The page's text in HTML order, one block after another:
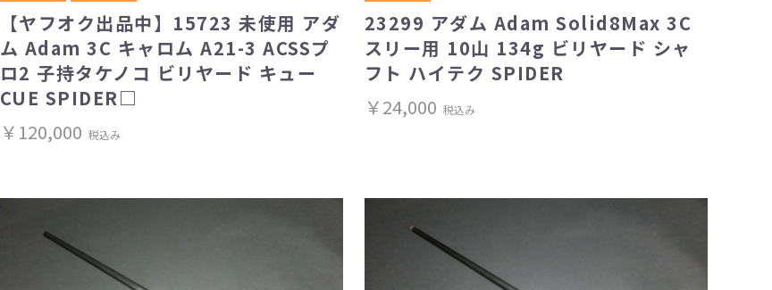
【ヤフオク出品中】15723 未使用 アダ
ム Adam 3C キャロム A21-3 ACSSプ
ロ2 子持タケノコ ビリヤード キュー
CUE SPIDER□
￥120,000 税込み
23299 アダム Adam Solid8Max 3C
スリー用 10山 134g ビリヤード シャ
フト ハイテク SPIDER
￥24,000 税込み